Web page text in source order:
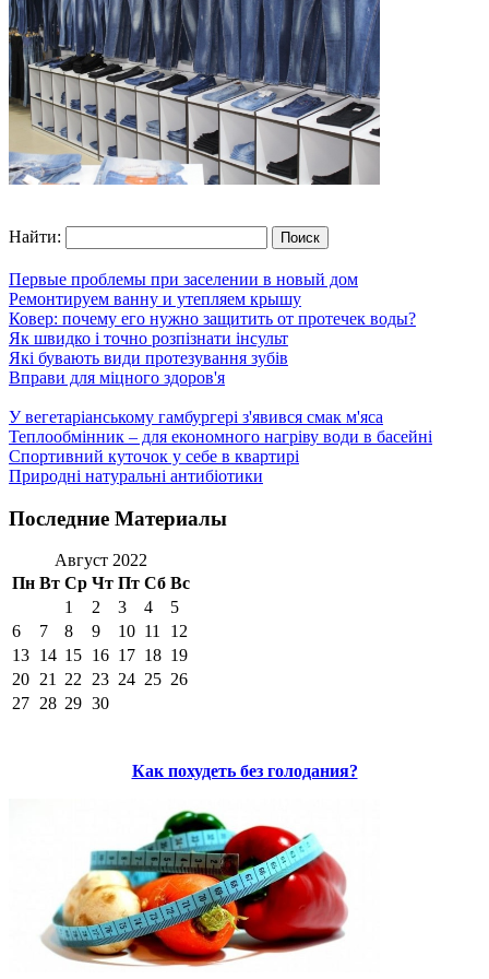
Найти:
Первые проблемы при заселении в новый дом
Ремонтируем ванну и утепляем крышу
Ковер: почему его нужно защитить от протечек воды?
Як швидко і точно розпізнати інсульт
Які бувають види протезування зубів
Вправи для міцного здоров'я
У вегетаріанському гамбургері з'явився смак м'яса
Теплообмінник – для економного нагріву води в басейні
Спортивний куточок у себе в квартирі
Природні натуральні антибіотики
Последние Материалы
Август 2022
Пн Вт Ср Чт Пт Сб Вс
1
2 3 4
5
6
7 8 9 10 11
12
13 14 15 16 17 18 19
20 21 22 23 24 25 26
27 28 29 30
Как похудеть без голодания?